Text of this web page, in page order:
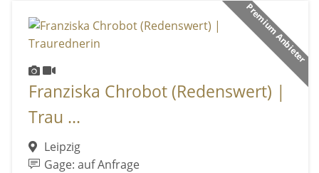
Premium Anbieter
Franziska Chrobot (Redenswert) |
Trau ...
Leipzig
Gage: auf Anfrage